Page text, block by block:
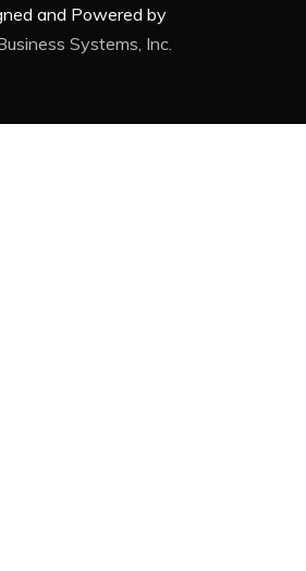
and Powered by
Systems, Inc.